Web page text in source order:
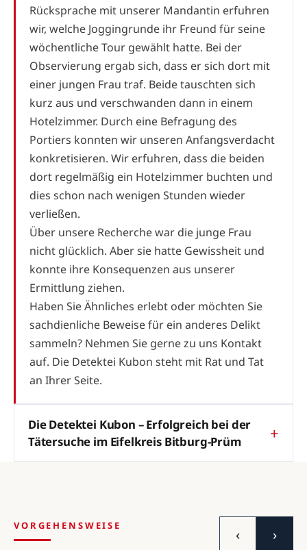
Rücksprache mit unserer Mandantin erfuhren
wir, welche Joggingrunde ihr Freund für seine
wöchentliche Tour gewählt hatte. Bei der
Observierung ergab sich, dass er sich dort mit
einer jungen Frau traf. Beide tauschten sich
kurz aus und verschwanden dann in einem
Hotelzimmer. Durch eine Befragung des
Portiers konnten wir unseren Anfangsverdacht
konkretisieren. Wir erfuhren, dass die beiden
dort regelmäßig ein Hotelzimmer buchten und
dies schon nach wenigen Stunden wieder
verließen.
Über unsere Recherche war die junge Frau
nicht glücklich. Aber sie hatte Gewissheit und
konnte ihre Konsequenzen aus unserer
Ermittlung ziehen.
Haben Sie Ähnliches erlebt oder möchten Sie
sachdienliche Beweise für ein anderes Delikt
sammeln? Nehmen Sie gerne zu uns Kontakt
auf. Die Detektei Kubon steht mit Rat und Tat
an Ihrer Seite.
Die Detektei Kubon – Erfolgreich bei der
Tätersuche im Eifelkreis Bitburg-Prüm
VORGEHENSWEISE ‹ ›